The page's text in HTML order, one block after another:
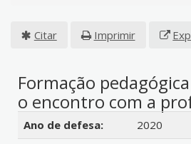
Citar Imprimir
Formação
o encontro com a
Detalhes bibliográficos
Ano de defesa:
2020